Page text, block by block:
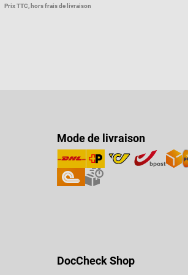
Prix TTC, hors frais de livraison
Mode de livraison
DocCheck Shop